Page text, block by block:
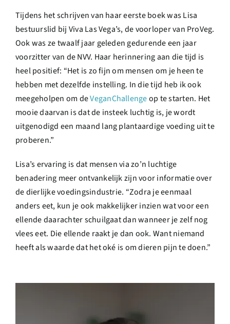
Tijdens het schrijven van haar eerste boek was Lisa
bestuurslid bij Viva Las Vega’s, de voorloper van ProVeg.
Ook was ze twaalf jaar geleden gedurende een jaar
voorzitter van de NVV. Haar herinnering aan die tijd is
heel positief: “Het is zo fijn om mensen om je heen te
hebben met dezelfde instelling. In die tijd heb ik ook
meegeholpen om deVeganChallengeop te starten. Het
mooie daarvan is dat de insteek luchtig is, je wordt
uitgenodigd een maand lang plantaardige voeding uit te
proberen.”
Lisa’s ervaring is dat mensen via zo’n luchtige
benadering meer ontvankelijk zijn voor informatie over
de dierlijke voedingsindustrie. “Zodra je eenmaal
anders eet, kun je ook makkelijker inzien wat voor een
ellende daarachter schuilgaat dan wanneer je zelf nog
vlees eet. Die ellende raakt je dan ook. Want niemand
heeft als waarde dat het oké is om dieren pijn te doen.”